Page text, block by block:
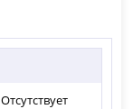
Отсутствует